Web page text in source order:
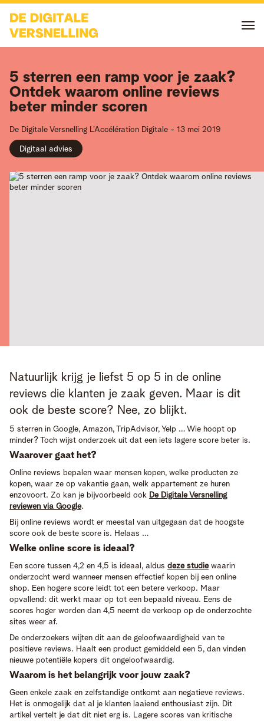
5 sterren een ramp voor je zaak?
Ontdek waarom online reviews
beter minder scoren
De Digitale Versnelling L’Accélération Digitale - 13 mei 2019
Digitaal advies
Natuurlijk krijg je liefst 5 op 5 in de online
reviews die klanten je zaak geven. Maar is dit
ook de beste score? Nee, zo blijkt.
5 sterren in Google, Amazon, TripAdvisor, Yelp … Wie hoopt op
minder? Toch wijst onderzoek uit dat een iets lagere score beter is.
Waarover gaat het?
Online reviews bepalen waar mensen kopen, welke producten ze
kopen, waar ze op vakantie gaan, welk appartement ze huren
enzovoort. Zo kan je bijvoorbeeld ook De Digitale Versnelling
reviewen via Google.
Bij online reviews wordt er meestal van uitgegaan dat de hoogste
score ook de beste score is. Helaas …
Welke online score is ideaal?
Een score tussen 4,2 en 4,5 is ideaal, aldus deze studiewaarin
onderzocht werd wanneer mensen effectief kopen bij een online
shop. Een hogere score leidt tot een betere verkoop. Maar
opvallend: dit werkt maar op tot een bepaald niveau. Eens de
scores hoger worden dan 4,5 neemt de verkoop op de onderzochte
sites weer af.
De onderzoekers wijten dit aan de geloofwaardigheid van te
positieve reviews. Haalt een product gemiddeld een 5, dan vinden
nieuwe potentiële kopers dit ongeloofwaardig.
Waarom is het belangrijk voor jouw zaak?
Geen enkele zaak en zelfstandige ontkomt aan negatieve reviews.
Het is onmogelijk dat al je klanten laaiend enthousiast zijn. Dit
artikel vertelt je dat dit niet erg is. Lagere scores van kritische